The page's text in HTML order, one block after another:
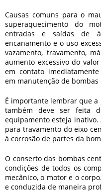
Causas comuns para o
superaquecimento do
entradas e saídas de
encanamento e o uso
vazamento, travamento,
aumento excessivo do
em contato
em manutenção de bombas
É importante lembrar que a
também deve ser feita
equipamento esteja
para travamento do eixo
à corrosão de partes da
O conserto das bombas
condições de todos os
mecânico, o motor e o
e conduzida de maneira